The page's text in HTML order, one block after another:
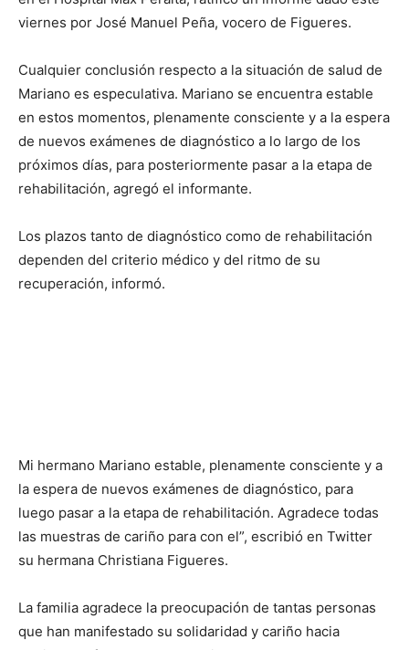
viernes por José Manuel Peña, vocero de Figueres.
Cualquier conclusión respecto a la situación de salud de
Mariano es especulativa. Mariano se encuentra estable
en estos momentos, plenamente consciente y a la espera
de nuevos exámenes de diagnóstico a lo largo de los
próximos días, para posteriormente pasar a la etapa de
rehabilitación, agregó el informante.
Los plazos tanto de diagnóstico como de rehabilitación
dependen del criterio médico y del ritmo de su
recuperación, informó.
Mi hermano Mariano estable, plenamente consciente y a
la espera de nuevos exámenes de diagnóstico, para
luego pasar a la etapa de rehabilitación. Agradece todas
las muestras de cariño para con el”, escribió en Twitter
su hermana Christiana Figueres.
La familia agradece la preocupación de tantas personas
que han manifestado su solidaridad y cariño hacia